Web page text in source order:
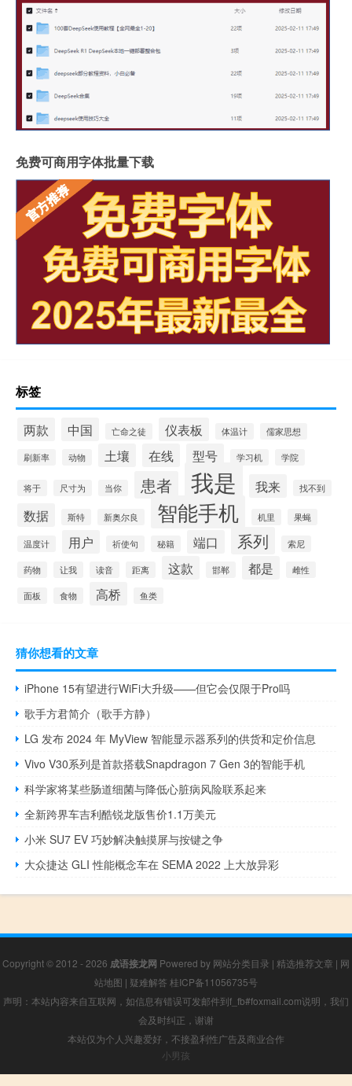
免费可商用字体批量下载
标签
两款 中国 亡命之徒 仪表板 体温计 儒家思想
刷新率 动物 土壤 在线 型号 学习机 学院
将于 尺寸为 当你 患者 我是 我来 找不到
数据 斯特 新奥尔良 智能手机 机里 果蝇
温度计 用户 祈使句 秘籍 端口 系列 索尼
药物 让我 读音 距离 这款 邯郸 都是 雌性
面板 食物 高桥 鱼类
猜你想看的文章
iPhone 15有望进行WiFi大升级——但它会仅限于Pro吗
歌手方君简介（歌手方静）
LG 发布 2024 年 MyView 智能显示器系列的​​供货和定价信息
Vivo V30系列是首款搭载Snapdragon 7 Gen 3的智能手机
科学家将某些肠道细菌与降低心脏病风险联系起来
全新跨界车吉利酷锐龙版售价1.1万美元
小米 SU7 EV 巧妙解决触摸屏与按键之争
大众捷达 GLI 性能概念车在 SEMA 2022 上大放异彩
Copyright © 2012 - 2026 成语接龙网 Powered by 网站分类目录 | 精选推荐文章 | 网
站地图 | 疑难解答 桂ICP备11056735号
声明：本站内容来自互联网，如信息有错误可发邮件到f_fb#foxmail.com说明，我们
会及时纠正，谢谢
本站仅为个人兴趣爱好，不接盈利性广告及商业合作
小男孩